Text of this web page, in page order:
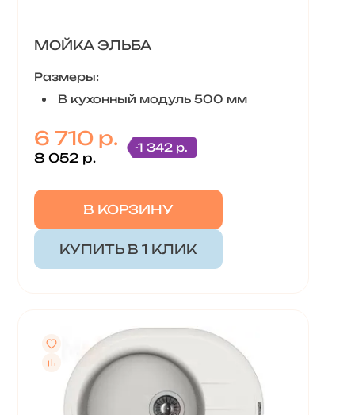
МОЙКА ЭЛЬБА
Размеры:
В кухонный модуль 500 мм
6 710 р.
8 052 р.
-1 342 р.
В КОРЗИНУ
КУПИТЬ В 1 КЛИК